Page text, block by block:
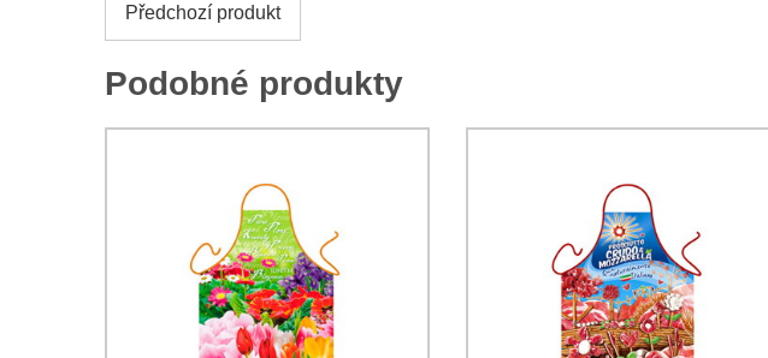
Předchozí produkt
Podobné produkty